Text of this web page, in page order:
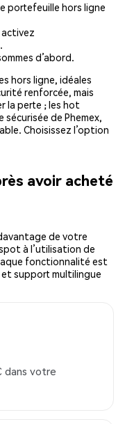
portefeuille hors ligne
d’abord.
hors ligne, idéales
renforcée, mais
la perte ; les hot
de Phemex,
Choisissez l’option
avoir acheté
de votre
à l’utilisation de
fonctionnalité est
support multilingue
dans votre